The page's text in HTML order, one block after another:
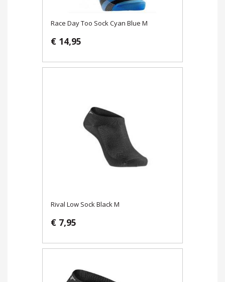
Race Day Too Sock Cyan Blue M
€ 14,95
Rival Low Sock Black M
€ 7,95